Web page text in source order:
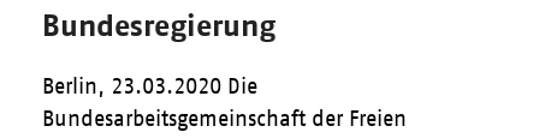
Bundesregierung
Berlin, 23.03.2020 Die
Bundesarbeitsgemeinschaft der Freien